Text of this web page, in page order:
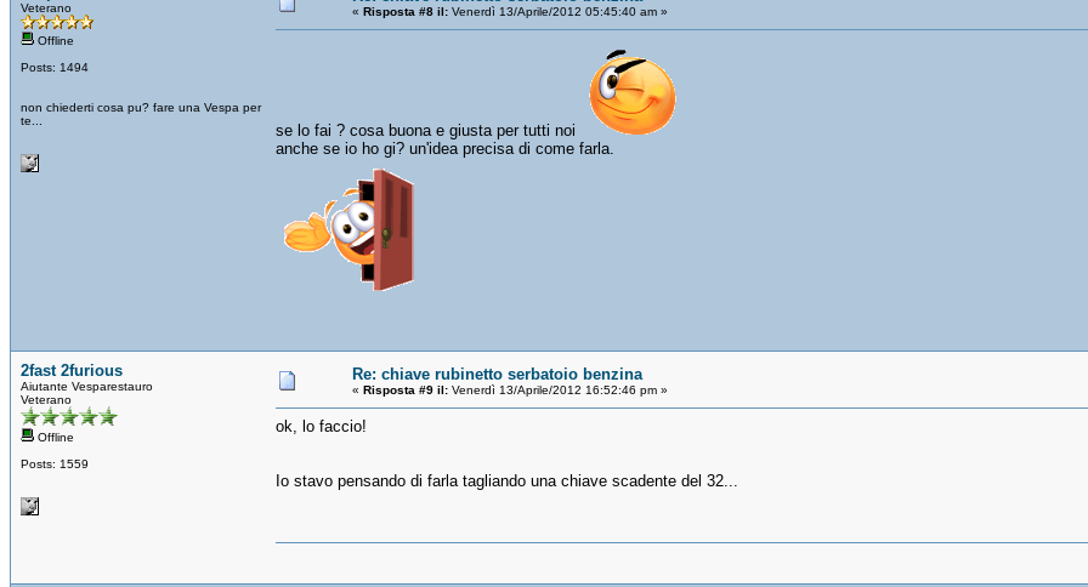
Veterano
Offline
Posts: 1494
non chiederti cosa pu? fare una Vespa per
te...
« Risposta #8 il: Venerdì 13/Aprile/2012 05:45:40 am »
se lo fai ? cosa buona e giusta per tutti noi
anche se io ho gi? un'idea precisa di come farla.
2fast 2furious
Aiutante Vesparestauro
Veterano
Offline
Posts: 1559
Re: chiave rubinetto serbatoio benzina
« Risposta #9 il: Venerdì 13/Aprile/2012 16:52:46 pm »
ok, lo faccio!
Io stavo pensando di farla tagliando una chiave scadente del 32...